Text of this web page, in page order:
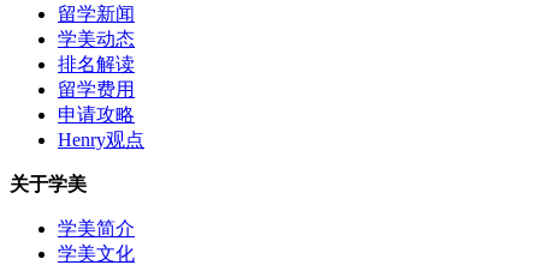
留学新闻
学美动态
排名解读
留学费用
申请攻略
Henry观点
关于学美
学美简介
学美文化